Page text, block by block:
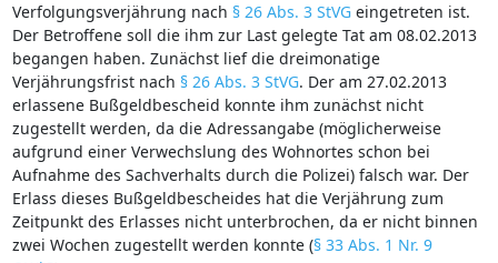
Verfolgungsverjährung nach § 26 Abs. 3 StVGeingetreten ist.
Der Betroffene soll die ihm zur Last gelegte Tat am 08.02.2013
begangen haben. Zunächst lief die dreimonatige
Verjährungsfrist nach § 26 Abs. 3 StVG. Der am 27.02.2013
erlassene Bußgeldbescheid konnte ihm zunächst nicht
zugestellt werden, da die Adressangabe (möglicherweise
aufgrund einer Verwechslung des Wohnortes schon bei
Aufnahme des Sachverhalts durch die Polizei) falsch war. Der
Erlass dieses Bußgeldbescheides hat die Verjährung zum
Zeitpunkt des Erlasses nicht unterbrochen, da er nicht binnen
zwei Wochen zugestellt werden konnte (§ 33 Abs. 1 Nr. 9